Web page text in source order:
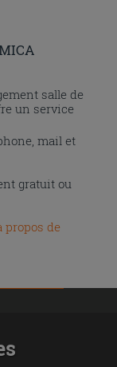
salle de
un service
mail et
gratuit ou
propos de